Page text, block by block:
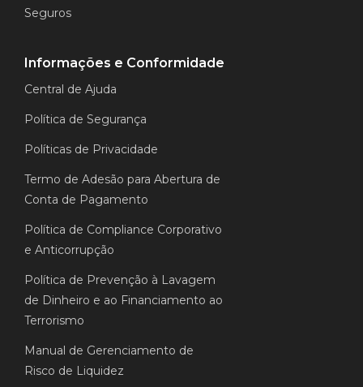
Seguros
Informações e Conformidade
Central de Ajuda
Política de Segurança
Políticas de Privacidade
Termo de Adesão para Abertura de
Conta de Pagamento
Política de Compliance Corporativo
e Anticorrupção
Política de Prevenção à Lavagem
de Dinheiro e ao Financiamento ao
Terrorismo
Manual de Gerenciamento de
Risco de Liquidez